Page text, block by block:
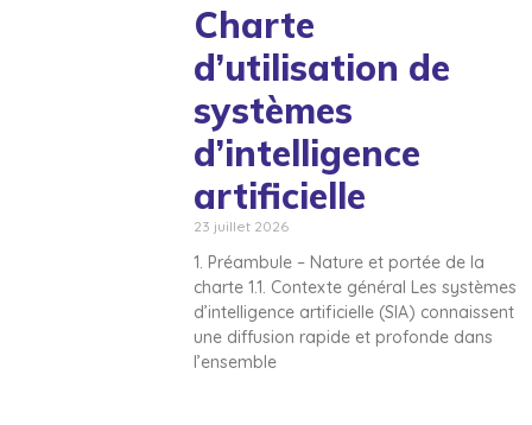
Charte
d’utilisation de
systèmes
d’intelligence
artificielle
23 juillet 2026
1. Préambule – Nature et portée de la
charte 1.1. Contexte général Les systèmes
d’intelligence artificielle (SIA) connaissent
une diffusion rapide et profonde dans
l’ensemble